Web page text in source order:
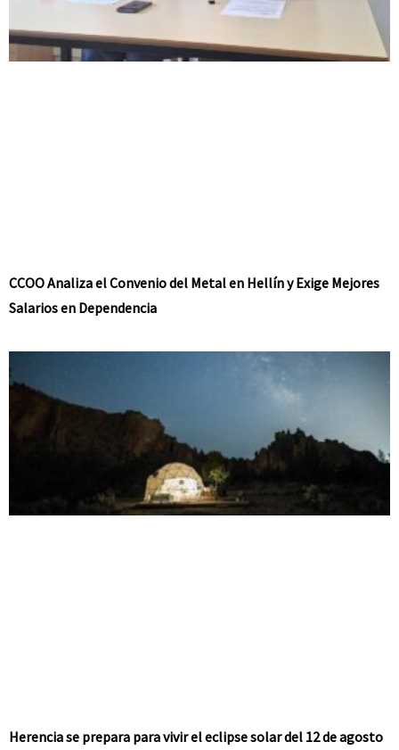
CCOO Analiza el Convenio del Metal en Hellín y Exige Mejores
Salarios en Dependencia
Herencia se prepara para vivir el eclipse solar del 12 de agosto